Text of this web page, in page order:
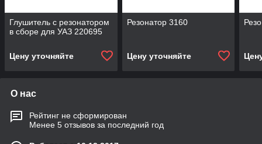
Глушитель с резонатором
в сборе для УАЗ 220695
Цену уточняйте
Резонатор 3160
Цену уточняйте
О нас
Рейтинг не сформирован
Менее 5 отзывов за последний год